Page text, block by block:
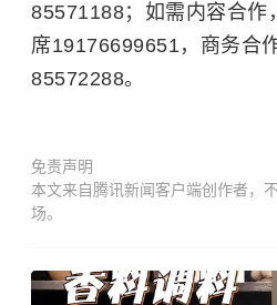
85571188；如需内容合作
席19176699651，商务合
85572288。
免责声明
本文来自腾讯新闻客户端创作者，
场。